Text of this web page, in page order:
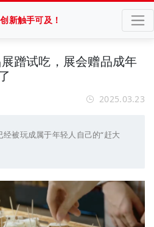
新触手可及！
蹭试吃，展会赠品成年
2025.03.23
被玩成属于年轻人自己的“赶大